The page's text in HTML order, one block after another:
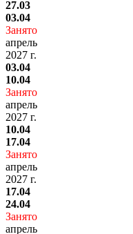
27.03
03.04
Занято
апрель
2027 г.
03.04
10.04
Занято
апрель
2027 г.
10.04
17.04
Занято
апрель
2027 г.
17.04
24.04
Занято
апрель